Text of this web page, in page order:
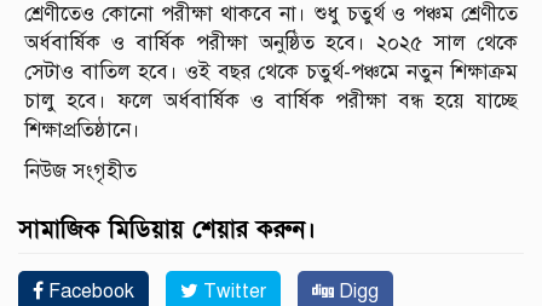
শ্রেণীতেও কোনো পরীক্ষা থাকবে না। শুধু চতুর্থ ও পঞ্চম শ্রেণীতে
অর্ধবার্ষিক ও বার্ষিক পরীক্ষা অনুষ্ঠিত হবে। ২০২৫ সাল থেকে
সেটাও বাতিল হবে। ওই বছর থেকে চতুর্থ-পঞ্চমে নতুন শিক্ষাক্রম
চালু হবে। ফলে অর্ধবার্ষিক ও বার্ষিক পরীক্ষা বন্ধ হয়ে যাচ্ছে
শিক্ষাপ্রতিষ্ঠানে।
নিউজ সংগৃহীত
সামাজিক মিডিয়ায় শেয়ার করুন।
Facebook Twitter Digg